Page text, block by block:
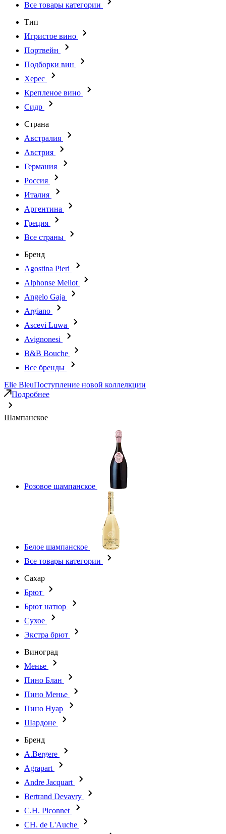
Все товары категории
Тип
Игристое вино
Портвейн
Подборки вин
Херес
Крепленое вино
Сидр
Страна
Австралия
Австрия
Германия
Россия
Италия
Аргентина
Греция
Все страны
Бренд
Agostina Pieri
Alphonse Mellot
Angelo Gaja
Argiano
Ascevi Luwa
Avignonesi
B&B Bouche
Все бренды
Elie BleuПоступление новой коллелкции
Подробнее
Шампанское
Розовое шампанское
Белое шампанское
Все товары категории
Сахар
Брют
Брют натюр
Сухое
Экстра брют
Виноград
Менье
Пино Блан
Пино Менье
Пино Нуар
Шардоне
Бренд
A.Bergere
Agrapart
Andre Jacquart
Bertrand Devavry
C.H. Piconnet
CH. de L'Auche